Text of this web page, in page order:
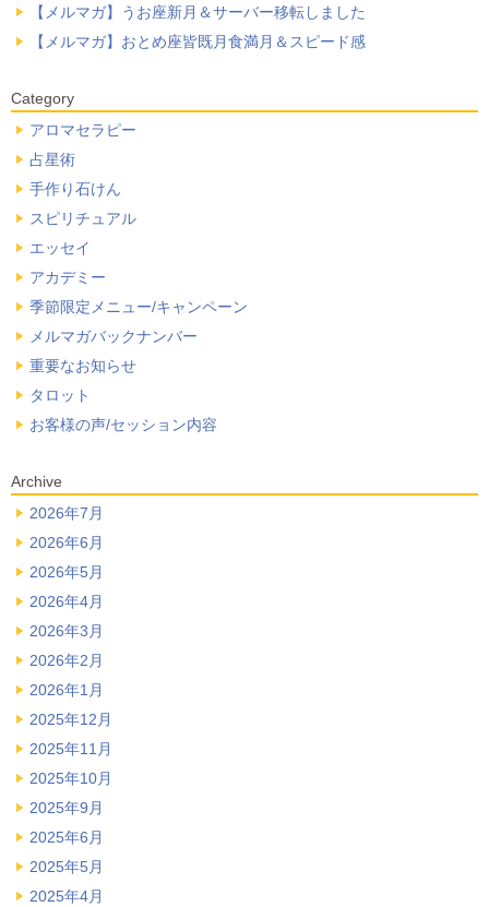
【メルマガ】うお座新月＆サーバー移転しました
【メルマガ】おとめ座皆既月食満月＆スピード感
Category
アロマセラピー
占星術
手作り石けん
スピリチュアル
エッセイ
アカデミー
季節限定メニュー/キャンペーン
メルマガバックナンバー
重要なお知らせ
タロット
お客様の声/セッション内容
Archive
2026年7月
2026年6月
2026年5月
2026年4月
2026年3月
2026年2月
2026年1月
2025年12月
2025年11月
2025年10月
2025年9月
2025年6月
2025年5月
2025年4月